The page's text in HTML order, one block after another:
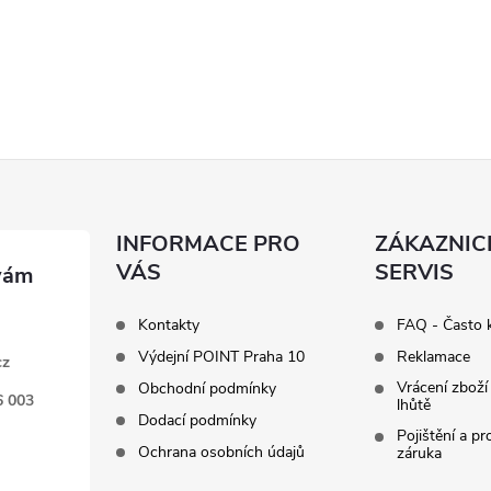
003
INFORMACE PRO
VÁS
Kontakty
Výdejní POINT Praha 10
Obchodní podmínky
Dodací podmínky
Ochrana osobních údajů
SERVIS
FAQ - Často
Reklamace
Vrácení
lhůtě
Pojištění a
záruka